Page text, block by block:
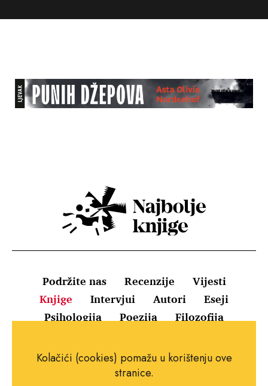
Podržite nas Recenzije
Vijesti
Knjige
Intervjui Autori
Eseji
Psihologija
Poezija Filozofija
Uvjeti korištenja
Pravila o kolačićima
Impressum
Kolačići (cookies) pomažu u korištenju ove
stranice.